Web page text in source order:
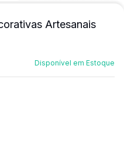
Artesanais
Disponível em Estoque